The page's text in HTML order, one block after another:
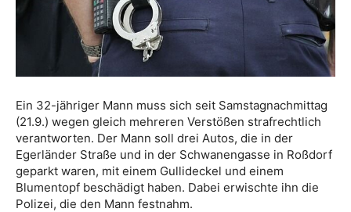
Ein 32-jähriger Mann muss sich seit Samstagnachmittag
(21.9.) wegen gleich mehreren Verstößen strafrechtlich
verantworten. Der Mann soll drei Autos, die in der
Egerländer Straße und in der Schwanengasse in Roßdorf
geparkt waren, mit einem Gullideckel und einem
Blumentopf beschädigt haben. Dabei erwischte ihn die
Polizei, die den Mann festnahm.